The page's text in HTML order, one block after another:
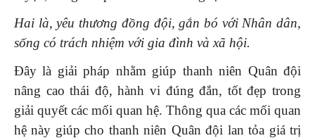
Hai là, yêu thương đồng đội, gắn bó với Nhân dân,
sống có trách nhiệm với gia đình và xã hội.
Đây là giải pháp nhằm giúp thanh niên Quân đội
nâng cao thái độ, hành vi đúng đắn, tốt đẹp trong
giải quyết các mối quan hệ. Thông qua các mối quan
hệ này giúp cho thanh niên Quân đội lan tỏa giá trị